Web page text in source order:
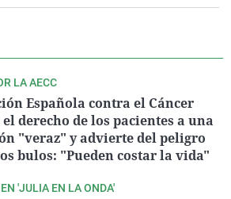
LA AECC
Española contra el Cáncer
derecho de los pacientes a una
"veraz" y advierte del peligro
bulos: "Pueden costar la vida"
'JULIA EN LA ONDA'